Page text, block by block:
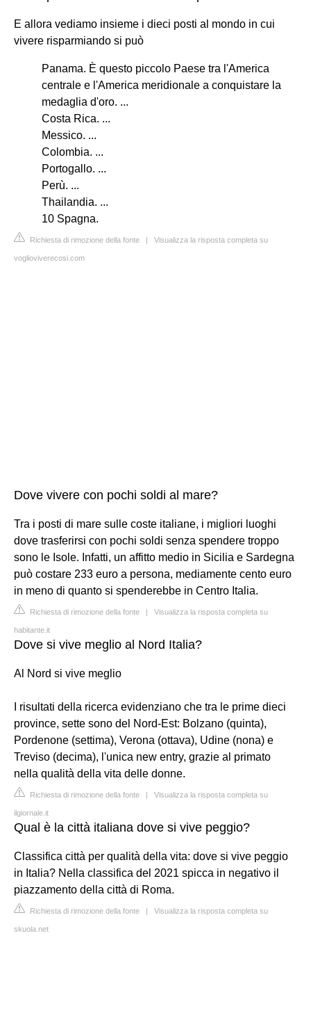
E allora vediamo insieme i dieci posti al mondo in cui
vivere risparmiando si può
Panama. È questo piccolo Paese tra l'America
centrale e l'America meridionale a conquistare la
medaglia d'oro. ...
Costa Rica. ...
Messico. ...
Colombia. ...
Portogallo. ...
Perù. ...
Thailandia. ...
10 Spagna.
Richiesta di rimozione della fonte | Visualizza la risposta completa su
voglioviverecosi.com
Dove vivere con pochi soldi al mare?
Tra i posti di mare sulle coste italiane, i migliori luoghi
dove trasferirsi con pochi soldi senza spendere troppo
sono le Isole. Infatti, un affitto medio in Sicilia e Sardegna
può costare 233 euro a persona, mediamente cento euro
in meno di quanto si spenderebbe in Centro Italia.
Richiesta di rimozione della fonte | Visualizza la risposta completa su
habitante.it
Dove si vive meglio al Nord Italia?
Al Nord si vive meglio
I risultati della ricerca evidenziano che tra le prime dieci
province, sette sono del Nord-Est: Bolzano (quinta),
Pordenone (settima), Verona (ottava), Udine (nona) e
Treviso (decima), l'unica new entry, grazie al primato
nella qualità della vita delle donne.
Richiesta di rimozione della fonte | Visualizza la risposta completa su
ilgiornale.it
Qual è la città italiana dove si vive peggio?
Classifica città per qualità della vita: dove si vive peggio
in Italia? Nella classifica del 2021 spicca in negativo il
piazzamento della città di Roma.
Richiesta di rimozione della fonte | Visualizza la risposta completa su
skuola.net